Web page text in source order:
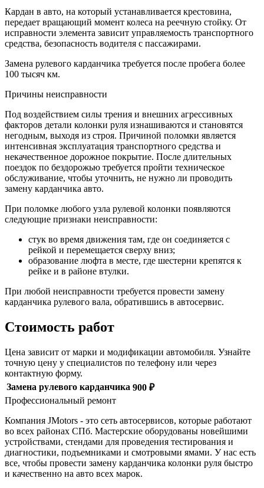
Кардан в авто, на который устанавливается крестовина,
передает вращающий момент колеса на реечную стойку. От
исправности элемента зависит управляемость транспортного
средства, безопасность водителя с пассажирами.
Замена рулевого карданчика требуется после пробега более
100 тысяч км.
Причины неисправности
Под воздействием силы трения и внешних агрессивных
факторов детали колонки руля изнашиваются и становятся
негодным, выходя из строя. Причиной поломки является
интенсивная эксплуатация транспортного средства и
некачественное дорожное покрытие. После длительных
поездок по бездорожью требуется пройти техническое
обслуживание, чтобы уточнить, не нужно ли проводить
замену карданчика авто.
При поломке любого узла рулевой колонки появляются
следующие признаки неисправности:
стук во время движения там, где он соединяется с
рейкой и перемещается сверху вниз;
образование люфта в месте, где шестерни крепятся к
рейке и в районе втулки.
При любой неисправности требуется провести замену
карданчика рулевого вала, обратившись в автосервис.
Стоимость работ
Цена зависит от марки и модификации автомобиля. Узнайте
точную цену у специалистов по телефону или через
контактную форму.
Замена рулевого карданчика 900 ₽
Профессиональный ремонт
Компания JMotors - это сеть автосервисов, которые работают
во всех районах СПб. Мастерские оборудованы новейшими
устройствами, стендами для проведения тестирования и
диагностики, подъемниками и смотровыми ямами. У нас есть
все, чтобы провести замену карданчика колонки руля быстро
и качественно на авто всех марок.